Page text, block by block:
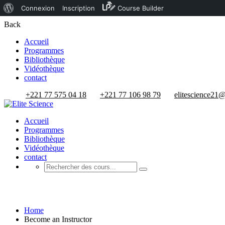
propos
de
WordPress
Connexion Inscription Course Builder
Back
Accueil
Programmes
Bibliothèque
Vidéothèque
contact
+221 77 575 04 18
+221 77 106 98 79
Accueil
Programmes
Bibliothèque
Vidéothèque
contact
Home
Become an Instructor